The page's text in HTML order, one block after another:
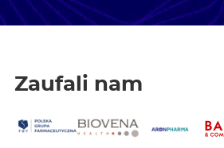
Zaufali nam